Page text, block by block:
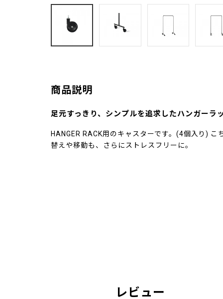
商品説明
足元すっきり、シンプルを追求したハンガーラ
HANGER RACK用のキャスターです。(4個入り)
替えや移動も、さらにストレスフリーに。
レビュー